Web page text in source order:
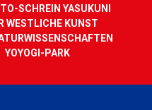
SCHREIN YASUKUNI
WESTLICHE KUNST
YOYOGI-PARK